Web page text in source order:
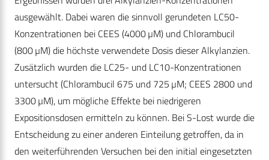
ausgewählt. Dabei waren die sinnvoll gerundeten LC50-
Konzentrationen bei CEES (4000 µM) und Chlorambucil
(800 µM) die höchste verwendete Dosis dieser Alkylanzien.
Zusätzlich wurden die LC25- und LC10-Konzentrationen
untersucht (Chlorambucil 675 und 725 µM; CEES 2800 und
3300 µM), um mögliche Effekte bei niedrigeren
Expositionsdosen ermitteln zu können. Bei S-Lost wurde die
Entscheidung zu einer anderen Einteilung getroffen, da in
den weiterführenden Versuchen bei den initial eingesetzten